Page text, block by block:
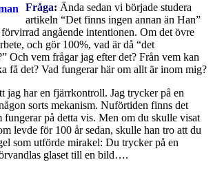
Fråga: Ända sedan vi började studera
artikeln “Det finns ingen annan än Han”
angående intentionen. Om det övre
och gör 100%, vad är då “det
Och vem frågar jag efter det? Från vem kan
få det? Vad fungerar här om allt är inom mig?
jag har en fjärrkontroll. Jag trycker på en
sorts mekanism. Nuförtiden finns det
fungerar på detta vis. Men om du skulle visat
levde för 100 år sedan, skulle han tro att du
som utförde mirakel: Du trycker på en
glaset till en bild….